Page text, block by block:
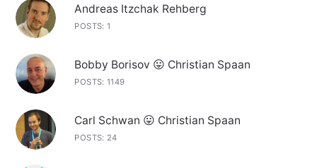
Andreas Itzchak Rehberg
POSTS: 1
Bobby Borisov 😛 Christian Spaan
POSTS: 1149
Carl Schwan 😛 Christian Spaan
POSTS: 24